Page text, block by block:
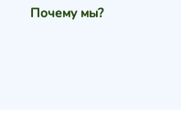
Почему мы?